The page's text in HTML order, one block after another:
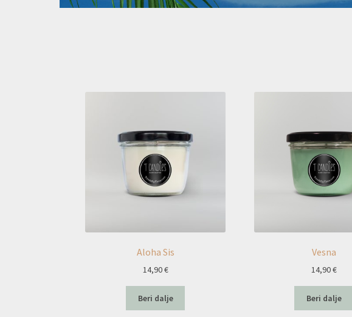
Aloha Sis
14,90€
Beri dalje
Vesna
14,90€
Beri dalje